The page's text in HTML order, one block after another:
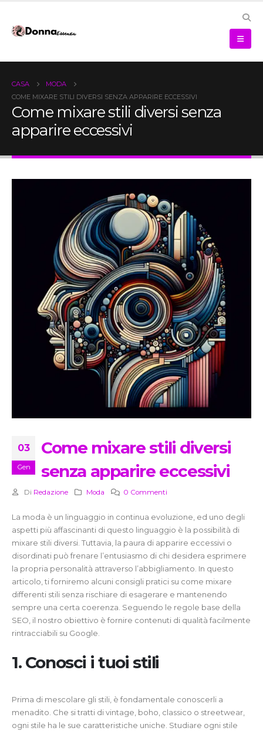
CASA
MODA
COME MIXARE STILI DIVERSI SENZA APPARIRE ECCESSIVI
Come mixare stili diversi senza
apparire eccessivi
03
Gen
Come mixare stili diversi
senza apparire eccessivi
Di Redazione Moda 0 Commenti
La moda è un linguaggio in continua evoluzione, ed uno degli
aspetti più affascinanti di questo linguaggio è la possibilità di
mixare stili diversi. Tuttavia, la paura di apparire eccessivi o
disordinati può frenare l’entusiasmo di chi desidera esprimere
la propria personalità attraverso l’abbigliamento. In questo
articolo, ti forniremo alcuni consigli pratici su come mixare
differenti stili senza rischiare di esagerare e mantenendo
sempre una certa coerenza. Seguendo le regole base della
SEO, il nostro obiettivo è fornire contenuti di qualità facilmente
rintracciabili su Google.
1. Conosci i tuoi stili
Prima di mescolare gli stili, è fondamentale conoscerli a
menadito. Che si tratti di vintage, boho, classico o streetwear,
ogni stile ha le sue caratteristiche uniche. Studiare ogni stile